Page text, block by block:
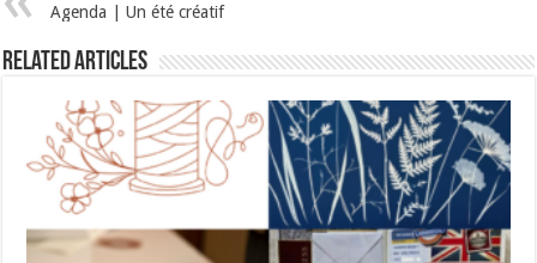
Agenda | Un été créatif
Related Articles